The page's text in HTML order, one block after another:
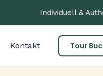
Individuell &
Kontakt Tour